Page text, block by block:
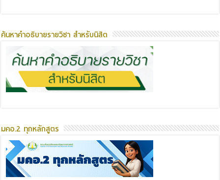
ค้นหาคำอธิบายรายวิชา สำหรับนิสิต
มคอ.2 ทุกหลักสูตร